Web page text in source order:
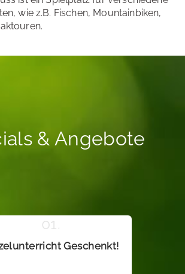
wie z.B. Fischen, Mountainbiken,
& Angebote
Geschenkt!